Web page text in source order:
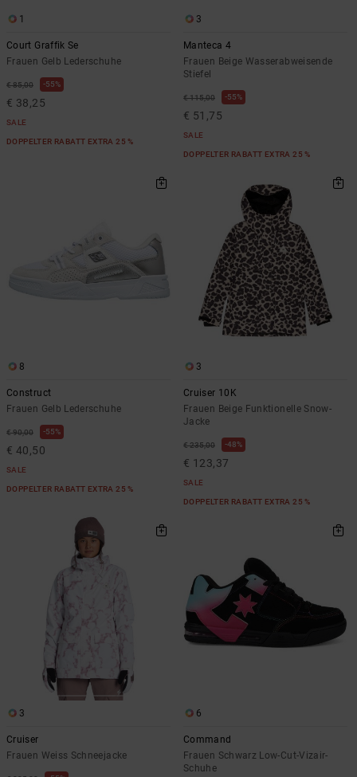
1
Court Graffik Se
Frauen Gelb Lederschuhe
€ 85,00 55%
€ 38,25
SALE
DOPPELTER RABATT EXTRA 25 %
3
Manteca 4
Frauen Beige Wasserabweisende
Stiefel
€ 115,00 55%
€ 51,75
SALE
DOPPELTER RABATT EXTRA 25 %
8
Construct
Frauen Gelb Lederschuhe
€ 90,00 55%
€ 40,50
SALE
DOPPELTER RABATT EXTRA 25 %
3
Cruiser 10K
Frauen Beige Funktionelle Snow-
Jacke
€ 235,00 48%
€ 123,37
SALE
DOPPELTER RABATT EXTRA 25 %
3
Cruiser
Frauen Weiss Schneejacke
6
Command
Frauen Schwarz Low-Cut-Vizair-
Schuhe